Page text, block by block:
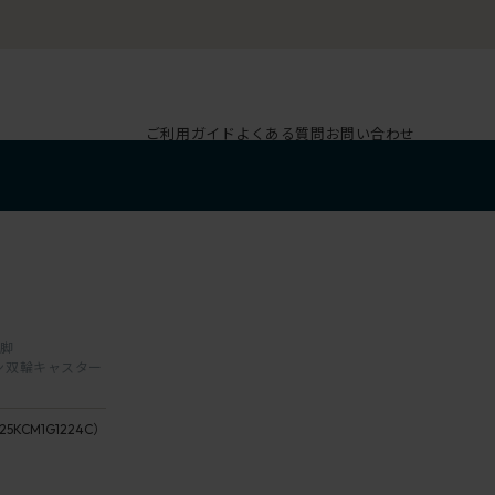
ご利用ガイド よくある質問お問い合わせ
：12
輪キャスター
）